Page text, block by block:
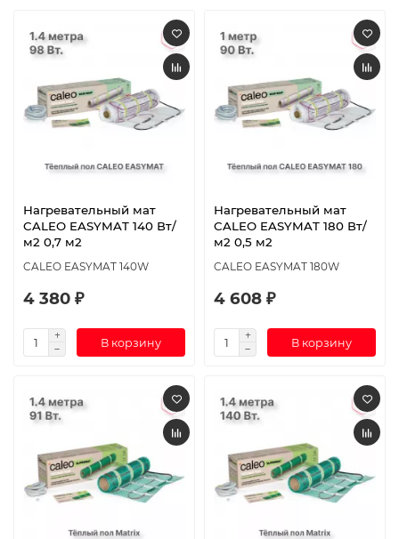
Нагревательный мат
CALEO EASYMAT 140 Вт/
м2 0,7 м2
CALEO EASYMAT 140W
4 380 ₽
В корзину
Нагревательный мат
CALEO EASYMAT 180 Вт/
м2 0,5 м2
CALEO EASYMAT 180W
4 608 ₽
В корзину